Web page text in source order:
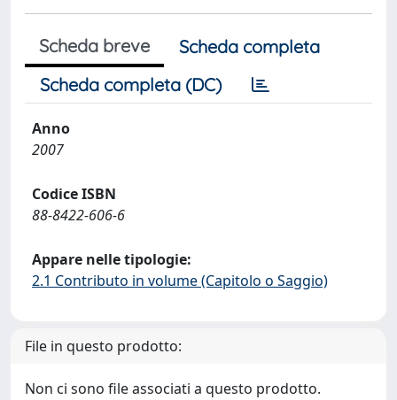
Scheda breve
Scheda completa
Scheda completa (DC)
Anno
2007
Codice ISBN
88-8422-606-6
Appare nelle tipologie:
2.1 Contributo in volume (Capitolo o Saggio)
File in questo prodotto:
Non ci sono file associati a questo prodotto.